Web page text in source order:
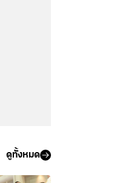
ดูทั้งหมด